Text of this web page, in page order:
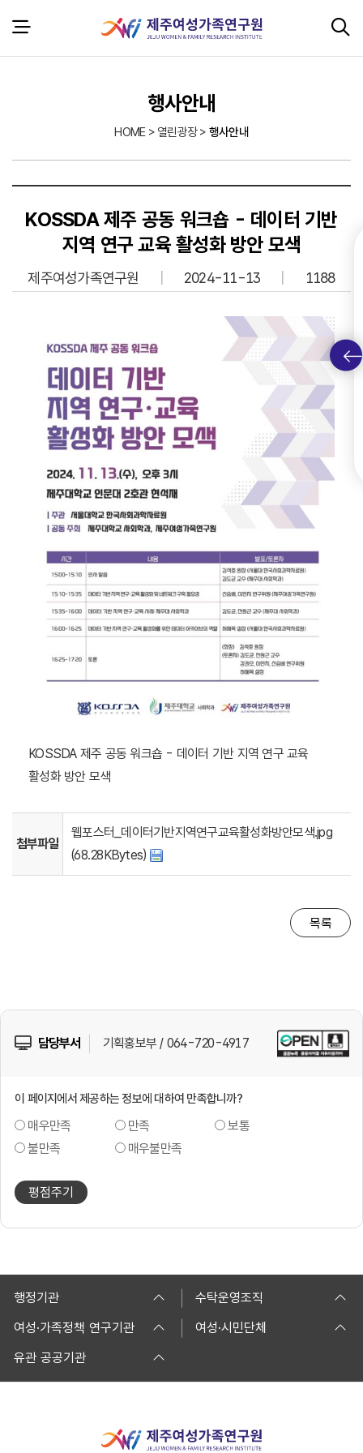
행사안내
HOME > 열린광장 > 행사안내
KOSSDA 제주 공동 워크숍 - 데이터 기반
지역 연구 교육 활성화 방안 모색
제주여성가족연구원 2024-11-13 1188
KOSSDA 제주 공동 워크숍 - 데이터 기반 지역 연구 교육
활성화 방안 모색
첨부파일
웹포스터_데이터기반지역연구교육활성화방안모색.jpg
(68.28KBytes)
목록
담당부서 기획홍보부 / 064-720-4917
이 페이지에서 제공하는 정보에 대하여 만족합니까?
매우만족 만족
보통
불만족
매우불만족
평점주기
행정기관
수탁운영조직
여성·가족정책 연구기관
여성·시민단체
유관 공공기관